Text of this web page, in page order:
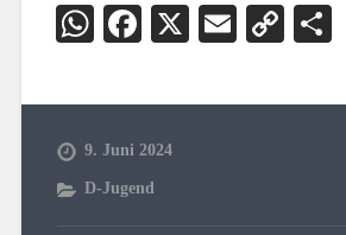
WhatsApp
Facebook
X EmailCopy
9. Juni 2024
D-Jugend